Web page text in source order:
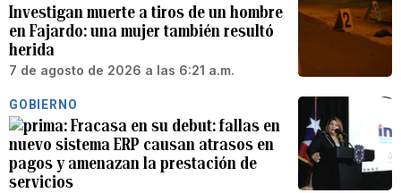
Investigan muerte a tiros de un hombre
en Fajardo: una mujer también resultó
herida
7 de agosto de 2026 a las 6:21 a.m.
GOBIERNO
Fracasa en su debut: fallas en
nuevo sistema ERP causan atrasos en
pagos y amenazan la prestación de
servicios